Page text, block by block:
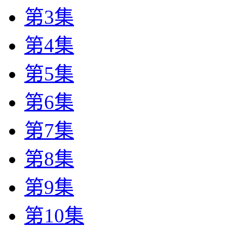
第3集
第4集
第5集
第6集
第7集
第8集
第9集
第10集